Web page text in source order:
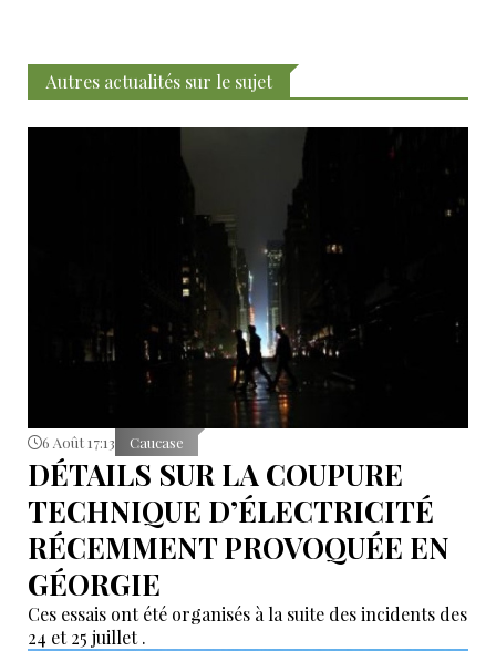
Autres actualités sur le sujet
6 Août 17:13 Caucase
DÉTAILS SUR LA COUPURE
TECHNIQUE D’ÉLECTRICITÉ
RÉCEMMENT PROVOQUÉE EN
GÉORGIE
Ces essais ont été organisés à la suite des incidents des
24 et 25 juillet .